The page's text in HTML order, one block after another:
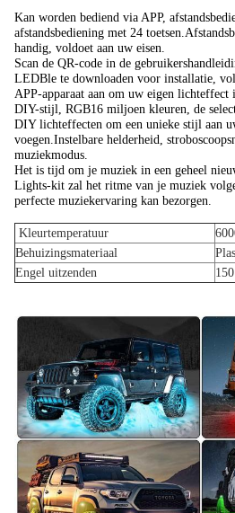
Kan worden bediend via APP,
afstandsbediening met 24
handig, voldoet aan uw eisen.
Scan de QR-code in de
LEDBle te downloaden voor installatie,
APP-apparaat aan om uw eigen lichteffect
DIY-stijl, RGB16 miljoen kleuren, de
DIY lichteffecten om een ​​unieke stijl aan
voegen.Instelbare helderheid,
muziekmodus.
Het is tijd om je muziek in een geheel
Lights-kit zal het ritme van je muziek
perfecte muziekervaring kan bezorgen.
Kleurtemperatuur
Behuizingsmateriaal
Engel uitzenden
150